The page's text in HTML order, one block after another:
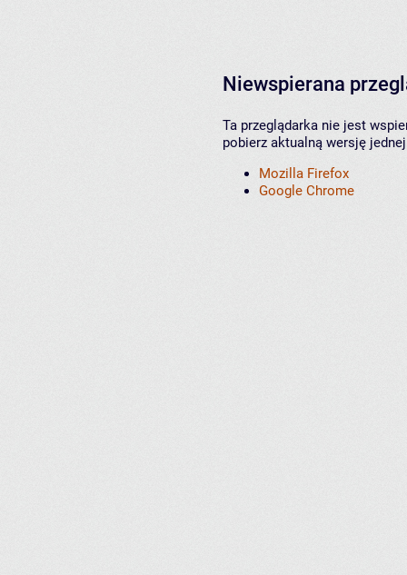
Niewspierana
Ta przeglądarka nie jest
pobierz aktualną wersję
Mozilla Firefox
Google Chrome